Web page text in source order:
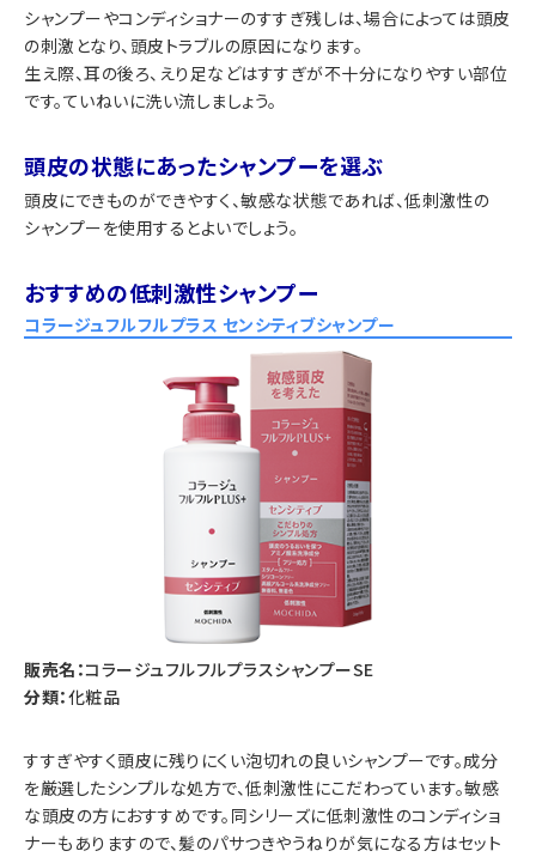
シャンプーやコンディショナーのすすぎ残しは、場合によっては頭皮
の刺激となり、頭皮トラブルの原因になります。
生え際、耳の後ろ、えり足などはすすぎが不十分になりやすい部位
です。ていねいに洗い流しましょう。
頭皮の状態にあったシャンプーを選ぶ
頭皮にできものができやすく、敏感な状態であれば、低刺激性の
シャンプーを使用するとよいでしょう。
おすすめの低刺激性シャンプー
コラージュフルフルプラス センシティブシャンプー
販売名：コラージュフルフルプラスシャンプーSE
分類：化粧品
すすぎやすく頭皮に残りにくい泡切れの良いシャンプーです。成分
を厳選したシンプルな処方で、低刺激性にこだわっています。敏感
な頭皮の方におすすめです。同シリーズに低刺激性のコンディショ
ナーもありますので、髪のパサつきやうねりが気になる方はセット